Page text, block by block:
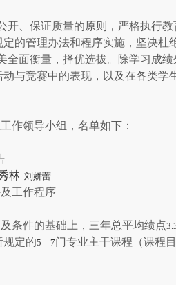
开、保证质量的原则，严格执行
的管理办法和程序实施，坚决杜
全面衡量，择优选拔。除学习成
与竞赛中的表现，以及在各类学
作领导小组，名单如下：
林 刘娇蕾
工作程序
条件的基础上，三年总平均绩点
规定的5—7门专业主干课程（课程